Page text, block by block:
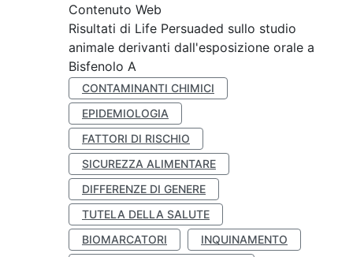
Contenuto Web
Risultati di Life Persuaded sullo studio
animale derivanti dall'esposizione orale a
Bisfenolo A
CONTAMINANTI CHIMICI
EPIDEMIOLOGIA
FATTORI DI RISCHIO
SICUREZZA ALIMENTARE
DIFFERENZE DI GENERE
TUTELA DELLA SALUTE
BIOMARCATORI
INQUINAMENTO